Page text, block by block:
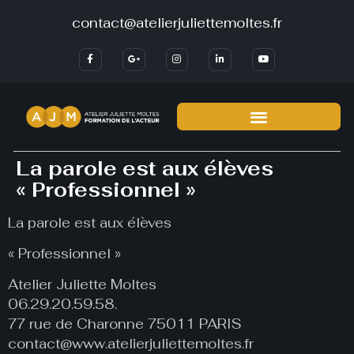
contact@atelierjuliettemoltes.fr
La parole est aux élèves
« Professionnel »
La parole est aux élèves
« Professionnel »
Atelier Juliette Moltes
06.29.20.59.58.
77 rue de Charonne 75011 PARIS
contact@www.atelierjuliettemoltes.fr